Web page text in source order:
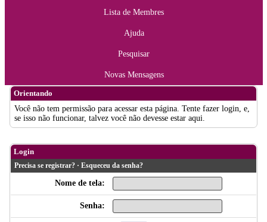
Lista de Membres
Ajuda
Pesquisar
Novas Mensagens
Orientando
Você não tem permissão para acessar esta página. Tente fazer login, e,
se isso não funcionar, talvez você não devesse estar aqui.
Login
Precisa se registrar? · Esqueceu da senha?
Nome de tela:
Senha: